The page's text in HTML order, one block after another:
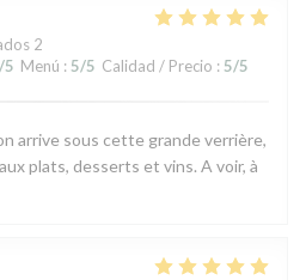
2
/5 Menú : 5/5 Calidad / Precio : 5/5
arrive sous cette grande verrière,
plats, desserts et vins. A voir, à